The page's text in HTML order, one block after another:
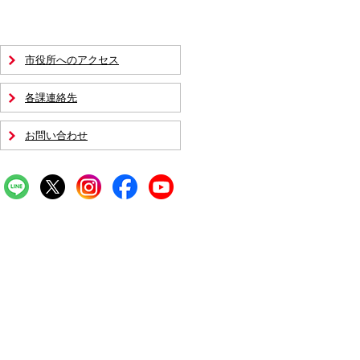
市役所へのアクセス
各課連絡先
お問い合わせ